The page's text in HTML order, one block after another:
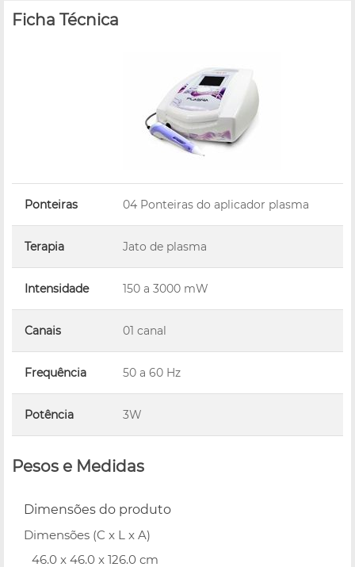
Ficha Técnica
Ponteiras 04 Ponteiras do aplicador plasma
Terapia Jato de plasma
Intensidade 150 a 3000 mW
Canais 01 canal
Frequência 50 a 60 Hz
Potência 3W
Pesos e Medidas
Dimensões do produto
Dimensões (C x L x A)
46.0 x 46.0 x 126.0 cm